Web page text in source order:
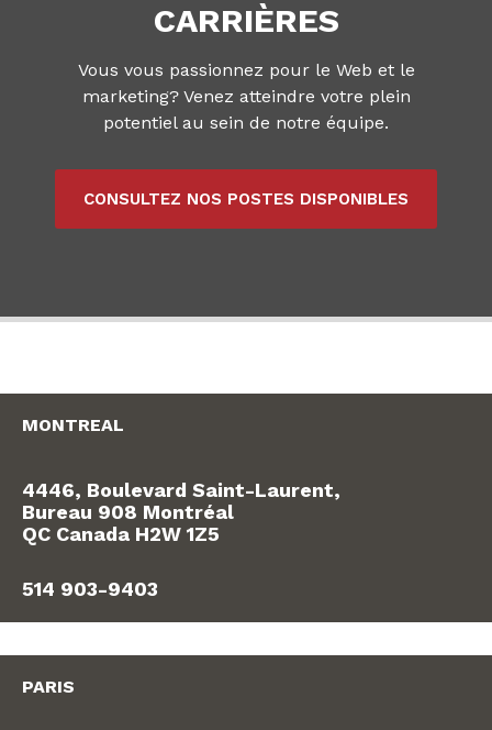
CARRIÈRES
Vous vous passionnez pour le Web et le
marketing? Venez atteindre votre plein
potentiel au sein de notre équipe.
CONSULTEZ NOS POSTES DISPONIBLES
MONTREAL
4446, Boulevard Saint-Laurent,
Bureau 908 Montréal
QC Canada H2W 1Z5
514 903-9403
PARIS